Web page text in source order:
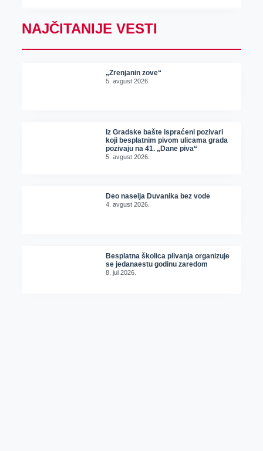
NAJČITANIJE VESTI
„Zrenjanin zove“
5. avgust 2026.
Iz Gradske bašte ispraćeni pozivari
koji besplatnim pivom ulicama grada
pozivaju na 41. „Dane piva“
5. avgust 2026.
Deo naselja Duvanika bez vode
4. avgust 2026.
Besplatna školica plivanja organizuje
se jedanaestu godinu zaredom
8. jul 2026.